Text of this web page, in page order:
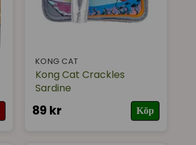
KONG CAT
Kong Cat Crackles
Sardine
89 kr Köp